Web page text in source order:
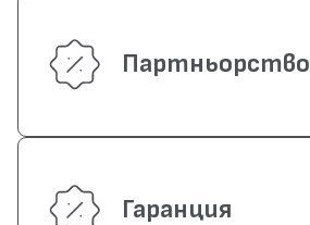
Партньорство
Гаранция